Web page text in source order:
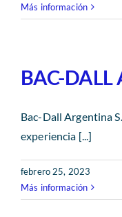
ACCESO
Más información
BAC-DALL
Bac-Dall Argentina
experiencia [...]
febrero 25, 2023
Más información